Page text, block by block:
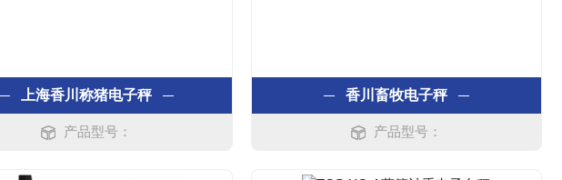
上海香川称猪电子秤
产品型号：
香川畜牧电子秤
产品型号：